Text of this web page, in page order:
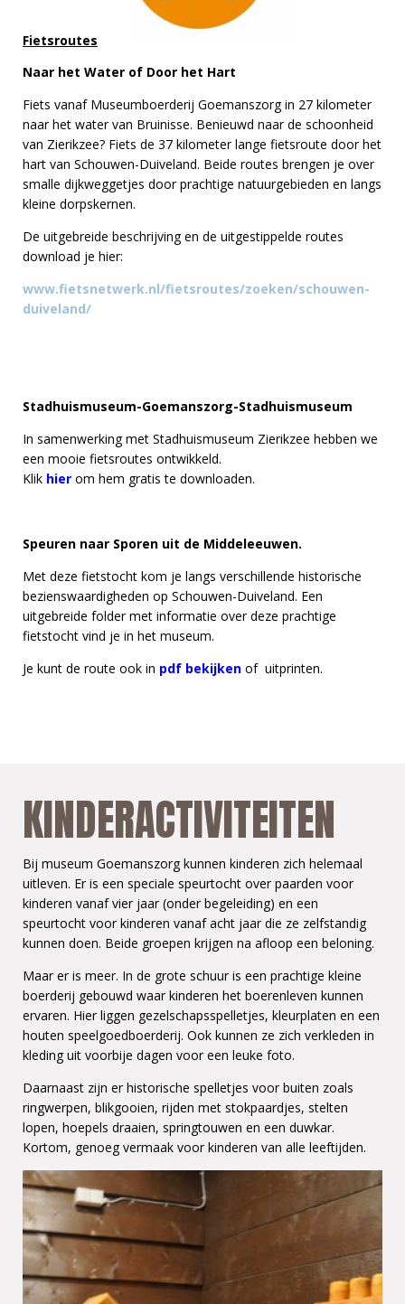
Fietsroutes
Naar het Water of Door het Hart
Fiets vanaf Museumboerderij Goemanszorg in 27 kilometer
naar het water van Bruinisse. Benieuwd naar de schoonheid
van Zierikzee? Fiets de 37 kilometer lange fietsroute door het
hart van Schouwen-Duiveland. Beide routes brengen je over
smalle dijkweggetjes door prachtige natuurgebieden en langs
kleine dorpskernen.
De uitgebreide beschrijving en de uitgestippelde routes
download je hier:
www.fietsnetwerk.nl/fietsroutes/zoeken/schouwen-
duiveland/
Stadhuismuseum-Goemanszorg-Stadhuismuseum
In samenwerking met Stadhuismuseum Zierikzee hebben we
een mooie fietsroutes ontwikkeld.
Klik hier om hem gratis te downloaden.
Speuren naar Sporen uit de Middeleeuwen.
Met deze fietstocht kom je langs verschillende historische
bezienswaardigheden op Schouwen-Duiveland. Een
uitgebreide folder met informatie over deze prachtige
fietstocht vind je in het museum.
Je kunt de route ook in pdf bekijken of uitprinten.
KINDERACTIVITEITEN
Bij museum Goemanszorg kunnen kinderen zich helemaal
uitleven. Er is een speciale speurtocht over paarden voor
kinderen vanaf vier jaar (onder begeleiding) en een
speurtocht voor kinderen vanaf acht jaar die ze zelfstandig
kunnen doen. Beide groepen krijgen na afloop een beloning.
Maar er is meer. In de grote schuur is een prachtige kleine
boerderij gebouwd waar kinderen het boerenleven kunnen
ervaren. Hier liggen gezelschapsspelletjes, kleurplaten en een
houten speelgoedboerderij. Ook kunnen ze zich verkleden in
kleding uit voorbije dagen voor een leuke foto.
Daarnaast zijn er historische spelletjes voor buiten zoals
ringwerpen, blikgooien, rijden met stokpaardjes, stelten
lopen, hoepels draaien, springtouwen en een duwkar.
Kortom, genoeg vermaak voor kinderen van alle leeftijden.